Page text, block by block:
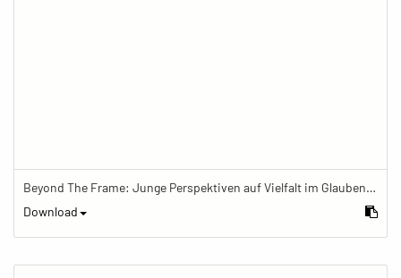
Beyond The Frame: Junge Perspektiven auf Vielfalt im Glauben - Frau steht im Souvenirladen eines buddhistischen Zentrums
Download